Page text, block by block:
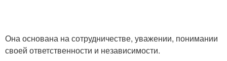
Она основана на сотрудничестве, уважении, понимании
своей ответственности и независимости.